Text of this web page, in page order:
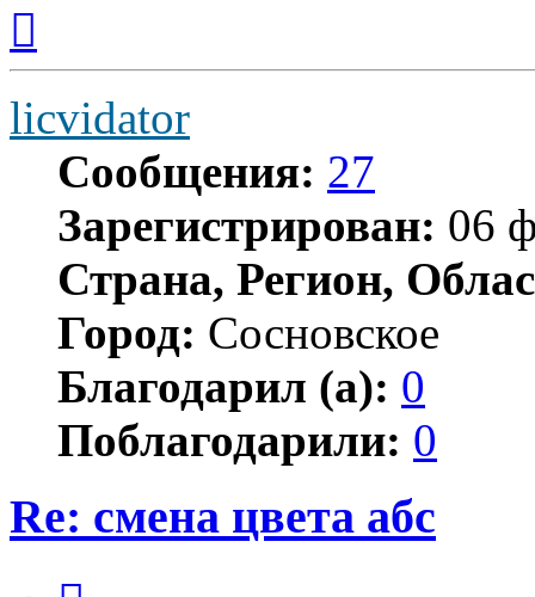
началу
licvidator
Сообщения: 27
Зарегистрирован: 06
Страна, Регион,
Город: Сосновское
Благодарил (а): 0
Поблагодарили: 0
Re: смена цвета абс